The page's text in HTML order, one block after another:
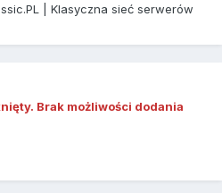
| Klasyczna sieć serwerów
Brak możliwości dodania